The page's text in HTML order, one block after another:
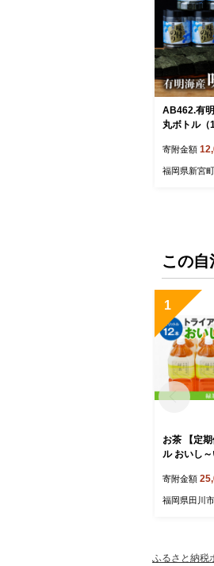
AB462.有
丸ボトル（
寄附金額
福岡県新宮町
この
1
お茶 【定
ル おいし～
飲み物 ドリ
答 贈り物
ストック
寄附金額
福岡県田川市
ふるさと納税